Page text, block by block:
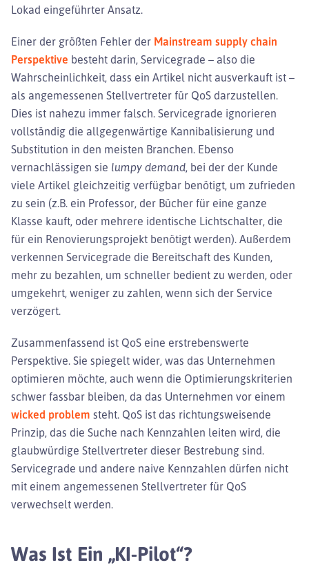
Lokad eingeführter Ansatz.
Einer der größten Fehler der Mainstream supply chain
Perspektive besteht darin, Servicegrade – also die
Wahrscheinlichkeit, dass ein Artikel nicht ausverkauft ist –
als angemessenen Stellvertreter für QoS darzustellen.
Dies ist nahezu immer falsch. Servicegrade ignorieren
vollständig die allgegenwärtige Kannibalisierung und
Substitution in den meisten Branchen. Ebenso
vernachlässigen sie lumpy demand, bei der der Kunde
viele Artikel gleichzeitig verfügbar benötigt, um zufrieden
zu sein (z.B. ein Professor, der Bücher für eine ganze
Klasse kauft, oder mehrere identische Lichtschalter, die
für ein Renovierungsprojekt benötigt werden). Außerdem
verkennen Servicegrade die Bereitschaft des Kunden,
mehr zu bezahlen, um schneller bedient zu werden, oder
umgekehrt, weniger zu zahlen, wenn sich der Service
verzögert.
Zusammenfassend ist QoS eine erstrebenswerte
Perspektive. Sie spiegelt wider, was das Unternehmen
optimieren möchte, auch wenn die Optimierungskriterien
schwer fassbar bleiben, da das Unternehmen vor einem
wicked problem steht. QoS ist das richtungsweisende
Prinzip, das die Suche nach Kennzahlen leiten wird, die
glaubwürdige Stellvertreter dieser Bestrebung sind.
Servicegrade und andere naive Kennzahlen dürfen nicht
mit einem angemessenen Stellvertreter für QoS
verwechselt werden.
Was Ist Ein „KI-Pilot“?